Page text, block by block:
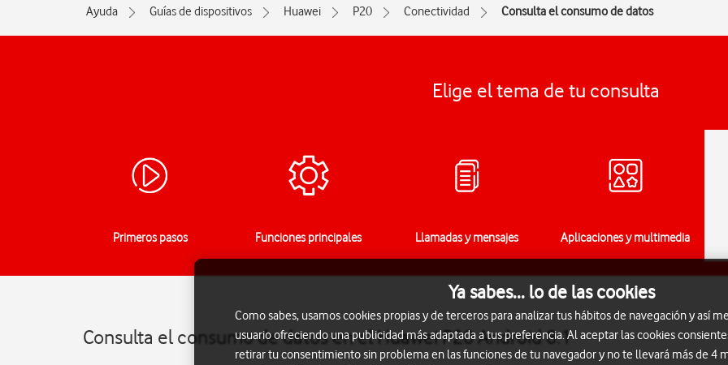
Ayuda Guías de dispositivos Huawei P20 Conectividad Consulta el consumo de datos
Elige el tema de tu consulta
Primeros pasos Funciones principales Llamadas y mensajes Aplicaciones y multimedia
Consulta el consumo de datos en el Huawei P20 Android 8.1
Ya sabes... lo de las cookies
Como sabes, usamos cookies propias y de terceros para analizar tus hábitos de navegación y así
usuario ofreciendo una publicidad más adaptada a tus preferencia. Al aceptar las cookies
retirar tu consentimiento sin problema en las funciones de tu navegador y no te llevará más de 4